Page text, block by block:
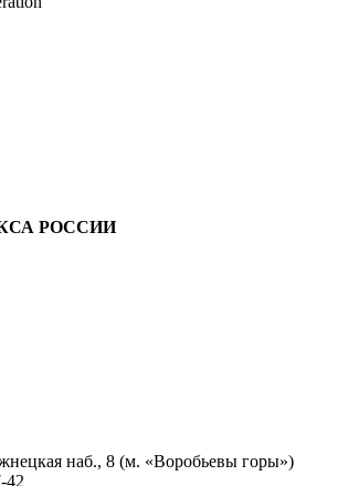
РОССИИ
наб., 8 (м. «Воробьевы горы»)
42